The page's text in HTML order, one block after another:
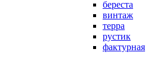
береста
винтаж
терра
рустик
фактурная